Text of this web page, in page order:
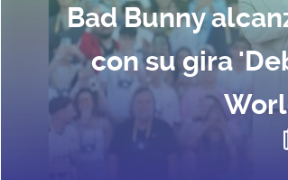
Bad Bunny
con su gira